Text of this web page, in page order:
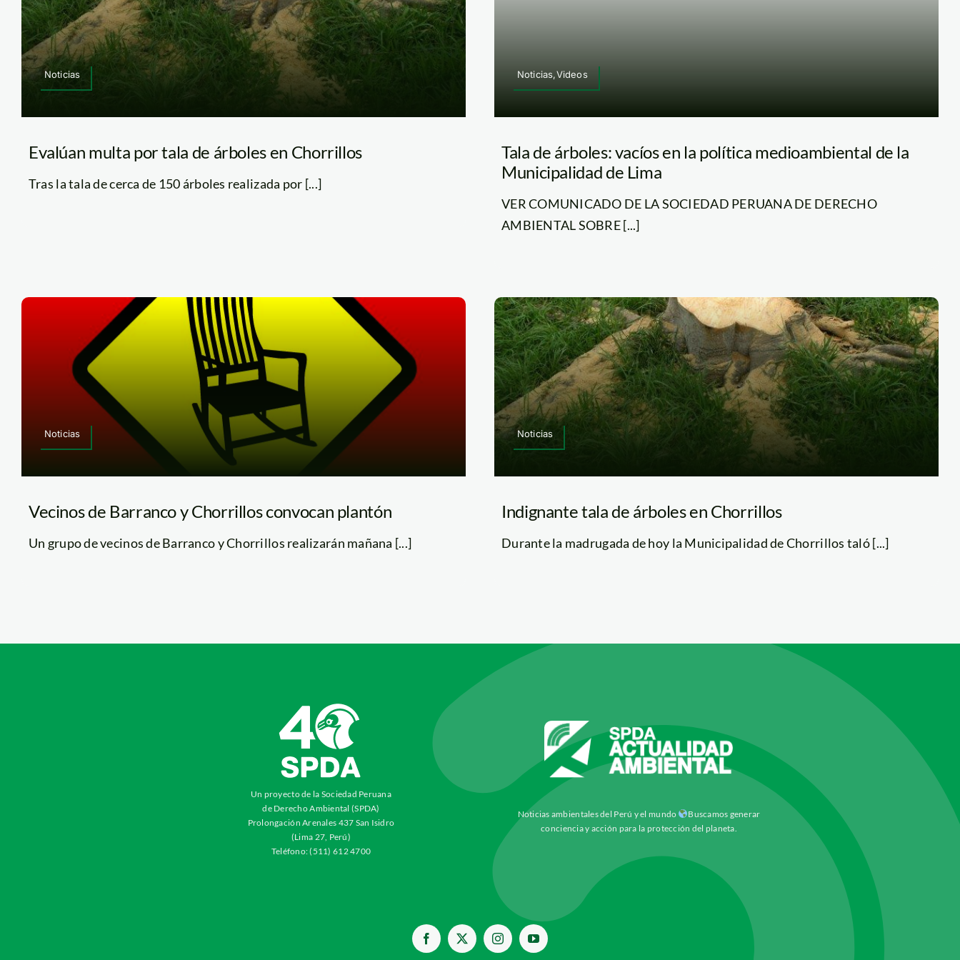
Noticias
Evalúan multa por tala de árboles en Chorrillos
Tras la tala de cerca de 150 árboles realizada por [...]
Noticias,Videos
Tala de árboles: vacíos en la política medioambiental de la
Municipalidad de Lima
VER COMUNICADO DE LA SOCIEDAD PERUANA DE DERECHO
AMBIENTAL SOBRE [...]
Noticias
Vecinos de Barranco y Chorrillos convocan plantón
Un grupo de vecinos de Barranco y Chorrillos realizarán mañana [...]
Noticias
Indignante tala de árboles en Chorrillos
Durante la madrugada de hoy la Municipalidad de Chorrillos taló [...]
Un proyecto de la Sociedad Peruana
de Derecho Ambiental (SPDA)
Prolongación Arenales 437 San Isidro
(Lima 27, Perú)
Teléfono: (511) 612 4700
Noticias ambientales del Perú y el mundo
Buscamos generar
conciencia y acción para la protección del planeta.